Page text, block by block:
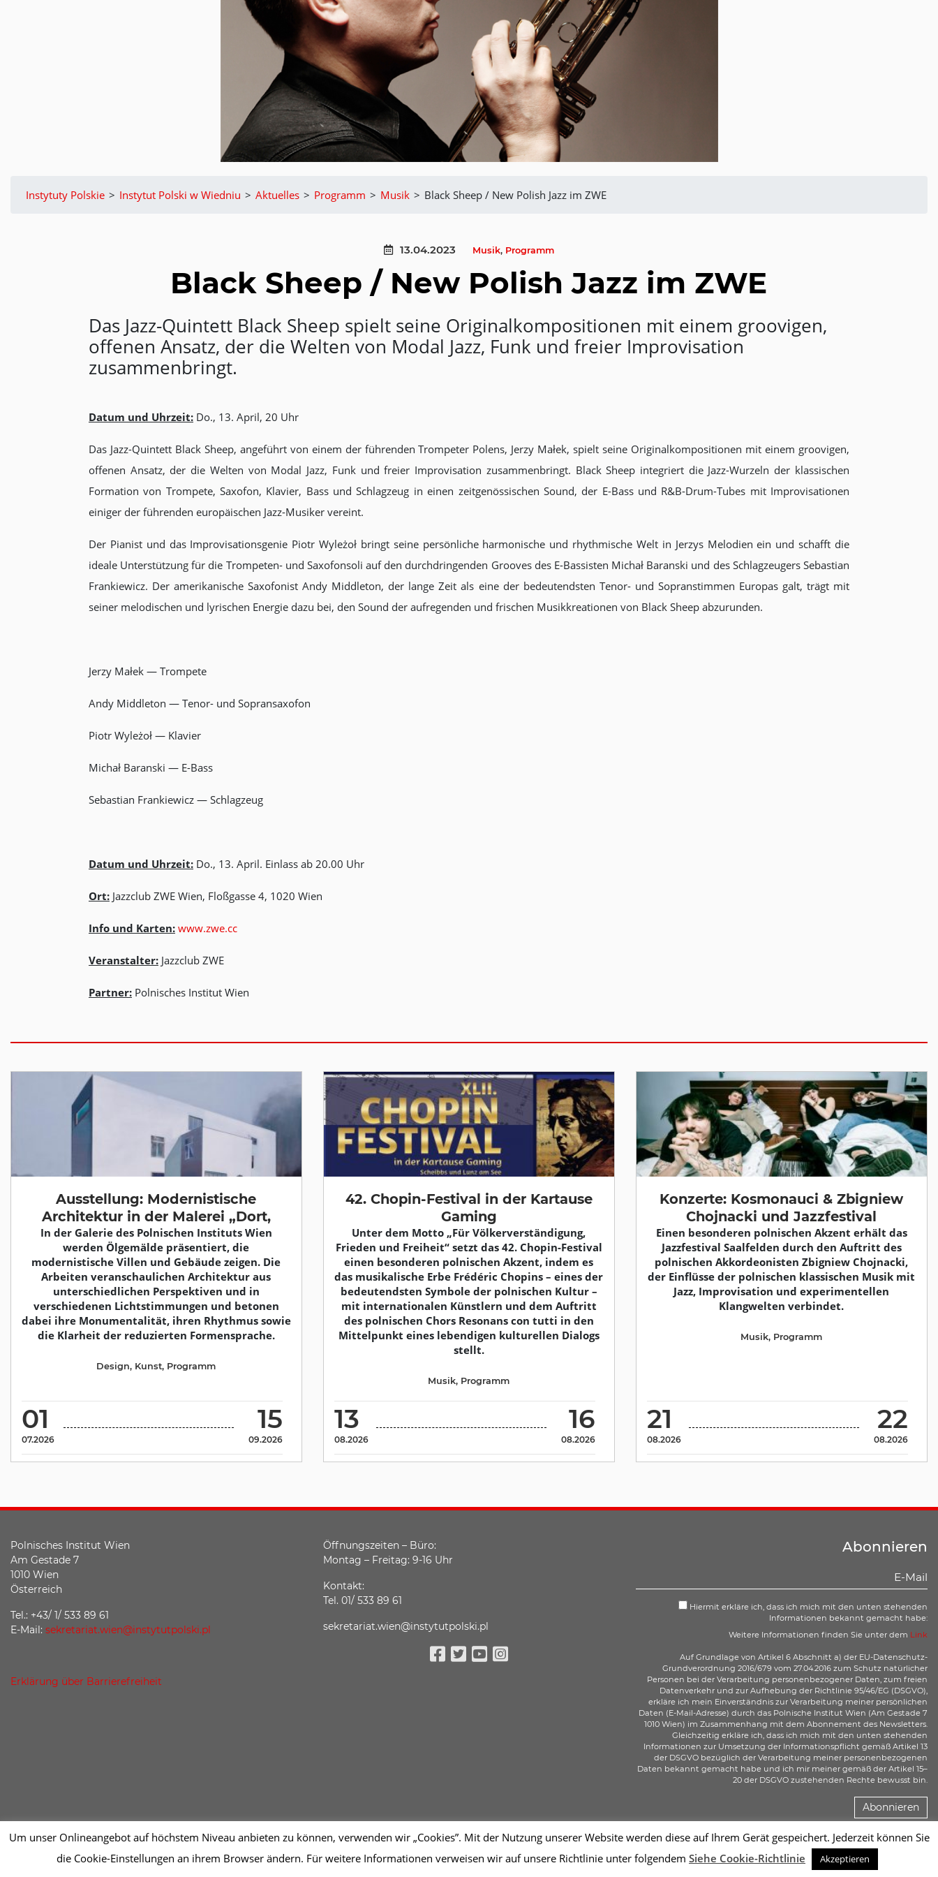
Instytuty Polskie > Instytut Polski w Wiedniu > Aktuelles > Programm > Musik > Black Sheep / New Polish Jazz im ZWE
13.04.2023 Musik, Programm
Black Sheep / New Polish Jazz im ZWE
Das Jazz-Quintett Black Sheep spielt seine Originalkompositionen mit einem groovigen,
offenen Ansatz, der die Welten von Modal Jazz, Funk und freier Improvisation
zusammenbringt.
Datum und Uhrzeit: Do., 13. April, 20 Uhr
Das Jazz-Quintett Black Sheep, angeführt von einem der führenden Trompeter Polens, Jerzy Małek, spielt seine Originalkompositionen mit einem groovigen,
offenen Ansatz, der die Welten von Modal Jazz, Funk und freier Improvisation zusammenbringt. Black Sheep integriert die Jazz-Wurzeln der klassischen
Formation von Trompete, Saxofon, Klavier, Bass und Schlagzeug in einen zeitgenössischen Sound, der E-Bass und R&B-Drum-Tubes mit Improvisationen
einiger der führenden europäischen Jazz-Musiker vereint.
Der Pianist und das Improvisationsgenie Piotr Wyleżoł bringt seine persönliche harmonische und rhythmische Welt in Jerzys Melodien ein und schafft die
ideale Unterstützung für die Trompeten- und Saxofonsoli auf den durchdringenden Grooves des E-Bassisten Michał Baranski und des Schlagzeugers Sebastian
Frankiewicz. Der amerikanische Saxofonist Andy Middleton, der lange Zeit als eine der bedeutendsten Tenor- und Sopranstimmen Europas galt, trägt mit
seiner melodischen und lyrischen Energie dazu bei, den Sound der aufregenden und frischen Musikkreationen von Black Sheep abzurunden.
Jerzy Małek — Trompete
Andy Middleton — Tenor- und Sopransaxofon
Piotr Wyleżoł — Klavier
Michał Baranski — E-Bass
Sebastian Frankiewicz — Schlagzeug
Datum und Uhrzeit: Do., 13. April. Einlass ab 20.00 Uhr
Ort: Jazzclub ZWE Wien, Floßgasse 4, 1020 Wien
Info und Karten: www.zwe.cc
Veranstalter: Jazzclub ZWE
Partner: Polnisches Institut Wien
Ausstellung: Modernistische
Architektur in der Malerei „Dort,
In der Galerie des Polnischen Instituts Wien
werden Ölgemälde präsentiert, die
modernistische Villen und Gebäude zeigen. Die
Arbeiten veranschaulichen Architektur aus
unterschiedlichen Perspektiven und in
verschiedenen Lichtstimmungen und betonen
dabei ihre Monumentalität, ihren Rhythmus sowie
die Klarheit der reduzierten Formensprache.
01
07.2026
15
09.2026
Design, Kunst, Programm
42. Chopin-Festival in der Kartause
Gaming
Unter dem Motto „Für Völkerverständigung,
Frieden und Freiheit“ setzt das 42. Chopin-Festival
einen besonderen polnischen Akzent, indem es
das musikalische Erbe Frédéric Chopins – eines der
bedeutendsten Symbole der polnischen Kultur –
mit internationalen Künstlern und dem Auftritt
des polnischen Chors Resonans con tutti in den
Mittelpunkt eines lebendigen kulturellen Dialogs
stellt.
13
08.2026
16
08.2026
Musik, Programm
Konzerte: Kosmonauci & Zbigniew
Chojnacki und Jazzfestival
Einen besonderen polnischen Akzent erhält das
Jazzfestival Saalfelden durch den Auftritt des
polnischen Akkordeonisten Zbigniew Chojnacki,
der Einflüsse der polnischen klassischen Musik mit
Jazz, Improvisation und experimentellen
Klangwelten verbindet.
21
08.2026
22
08.2026
Musik, Programm
Polnisches Institut Wien
Am Gestade 7
1010 Wien
Österreich
Tel.: +43/ 1/ 533 89 61
E-Mail: sekretariat.wien@instytutpolski.pl
Erklärung über Barrierefreiheit
Öffnungszeiten – Büro:
Montag – Freitag: 9-16 Uhr
Kontakt:
Tel. 01/ 533 89 61
sekretariat.wien@instytutpolski.pl
Abonnieren
Hiermit erkläre ich, dass ich mich mit den unten stehenden
Informationen bekannt gemacht habe:
Weitere Informationen finden Sie unter dem Link
Auf Grundlage von Artikel 6 Abschnitt a) der EU-Datenschutz-
Grundverordnung 2016/679 vom 27.04.2016 zum Schutz natürlicher
Personen bei der Verarbeitung personenbezogener Daten, zum freien
Datenverkehr und zur Aufhebung der Richtlinie 95/46/EG (DSGVO),
erkläre ich mein Einverständnis zur Verarbeitung meiner persönlichen
Daten (E-Mail-Adresse) durch das Polnische Institut Wien (Am Gestade 7
1010 Wien) im Zusammenhang mit dem Abonnement des Newsletters.
Gleichzeitig erkläre ich, dass ich mich mit den unten stehenden
Informationen zur Umsetzung der Informationspflicht gemäß Artikel 13
der DSGVO bezüglich der Verarbeitung meiner personenbezogenen
Daten bekannt gemacht habe und ich mir meiner gemäß der Artikel 15–
20 der DSGVO zustehenden Rechte bewusst bin.
Abonnieren
Um unser Onlineangebot auf höchstem Niveau anbieten zu können, verwenden wir „Cookies”. Mit der Nutzung unserer Website werden diese auf Ihrem Gerät gespeichert. Jederzeit können Sie
die Cookie-Einstellungen an ihrem Browser ändern. Für weitere Informationen verweisen wir auf unsere Richtlinie unter folgendem Siehe Cookie-Richtlinie Akzeptieren